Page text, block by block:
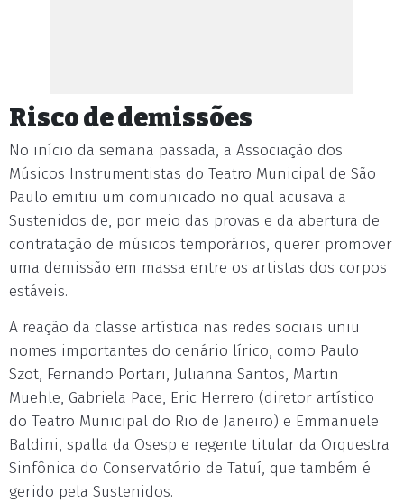
Risco de demissões
No início da semana passada, a Associação dos
Músicos Instrumentistas do Teatro Municipal de São
Paulo emitiu um comunicado no qual acusava a
Sustenidos de, por meio das provas e da abertura de
contratação de músicos temporários, querer promover
uma demissão em massa entre os artistas dos corpos
estáveis.
A reação da classe artística nas redes sociais uniu
nomes importantes do cenário lírico, como Paulo
Szot, Fernando Portari, Julianna Santos, Martin
Muehle, Gabriela Pace, Eric Herrero (diretor artístico
do Teatro Municipal do Rio de Janeiro) e Emmanuele
Baldini, spalla da Osesp e regente titular da Orquestra
Sinfônica do Conservatório de Tatuí, que também é
gerido pela Sustenidos.